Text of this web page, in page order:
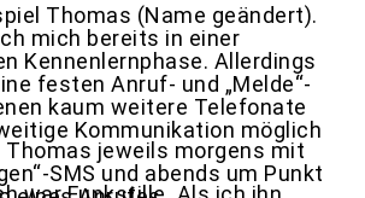
Thomas (Name geändert).
mich bereits in einer
Kennenlernphase. Allerdings
festen Anruf- und „Melde“-
kaum weitere Telefonate
Kommunikation möglich
jeweils morgens mit
SMS und abends um Punkt